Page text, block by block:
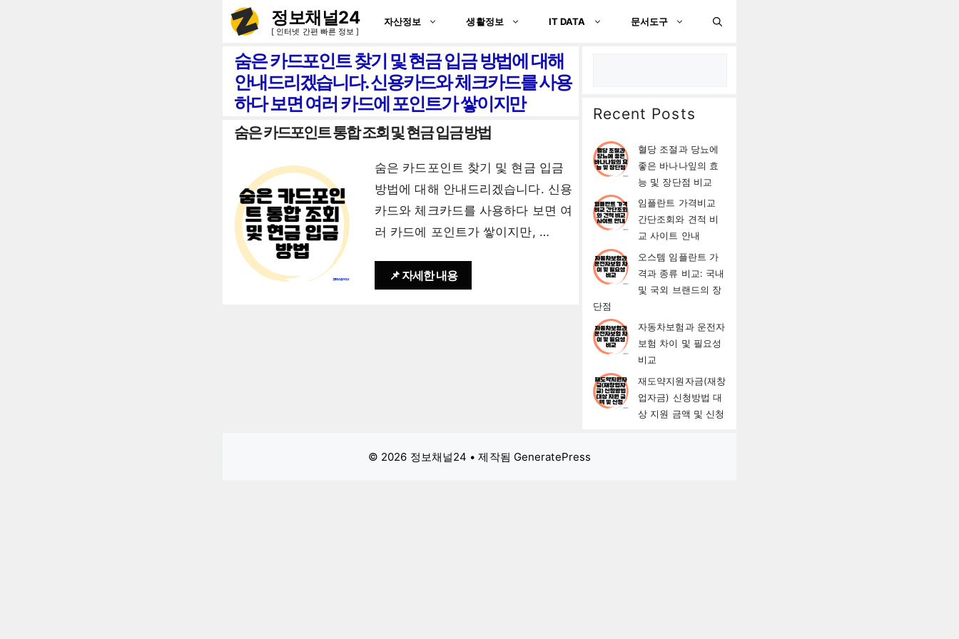
정보채널24
[ 인터넷 간편 빠른 정보 ]
자산정보 생활정보 IT DATA 문서도구
숨은 카드포인트 찾기 및 현금 입금 방법에 대해
안내드리겠습니다. 신용카드와 체크카드를 사용
하다 보면 여러 카드에 포인트가 쌓이지만
숨은 카드포인트 통합 조회 및 현금 입금 방법
숨은 카드포인트 찾기 및 현금 입금
방법에 대해 안내드리겠습니다. 신용
카드와 체크카드를 사용하다 보면 여
러 카드에 포인트가 쌓이지만, …
📌 자세한 내용
Recent Posts
혈당 조절과 당뇨에
좋은 바나나잎의 효
능 및 장단점 비교
임플란트 가격비교
간단조회와 견적 비
교 사이트 안내
오스템 임플란트 가
격과 종류 비교: 국내
및 국외 브랜드의 장
단점
자동차보험과 운전자
보험 차이 및 필요성
비교
재도약지원자금(재창
업자금) 신청방법 대
상 지원 금액 및 신청
© 2026 정보채널24 • 제작됨 GeneratePress